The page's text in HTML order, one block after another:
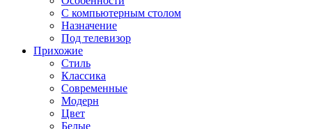
С компьютерным столом
Назначение
Под телевизор
Прихожие
Стиль
Классика
Современные
Модерн
Цвет
Белые